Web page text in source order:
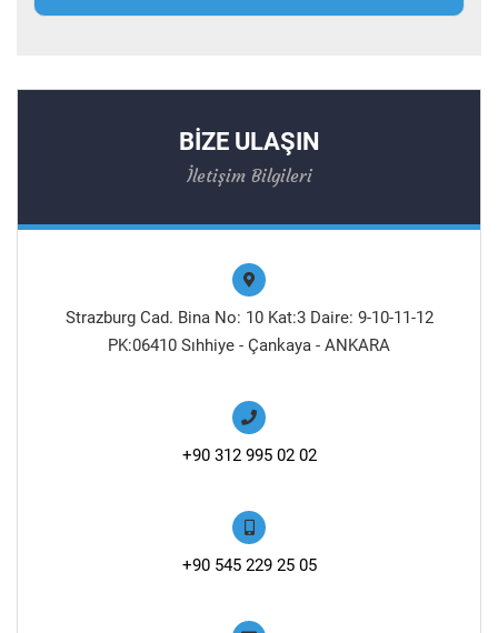
BİZE ULAŞIN
İletişim Bilgileri
Strazburg Cad. Bina No: 10 Kat:3 Daire: 9-10-11-12
PK:06410 Sıhhiye - Çankaya - ANKARA
+90 312 995 02 02
+90 545 229 25 05